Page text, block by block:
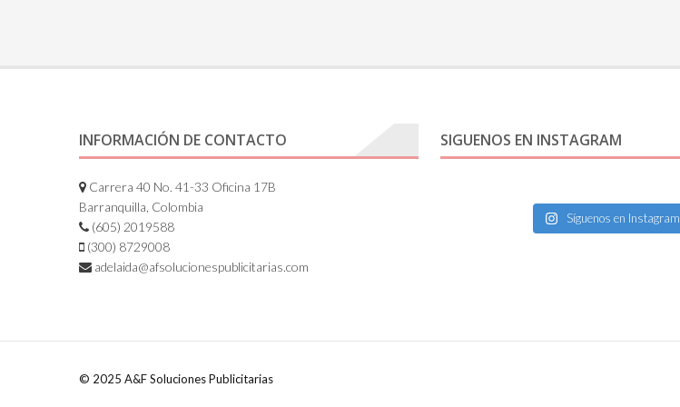
INFORMACIÓN DE CONTACTO
Carrera 40 No. 41-33 Oficina 17B
Barranquilla, Colombia
(605) 2019588
(300) 8729008
adelaida@afsolucionespublicitarias.com
SIGUENOS EN INSTAGRAM
Síguenos en Instagram
© 2025 A&F Soluciones Publicitarias